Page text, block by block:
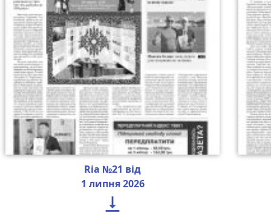
Ria №21 від
1 липня 2026
